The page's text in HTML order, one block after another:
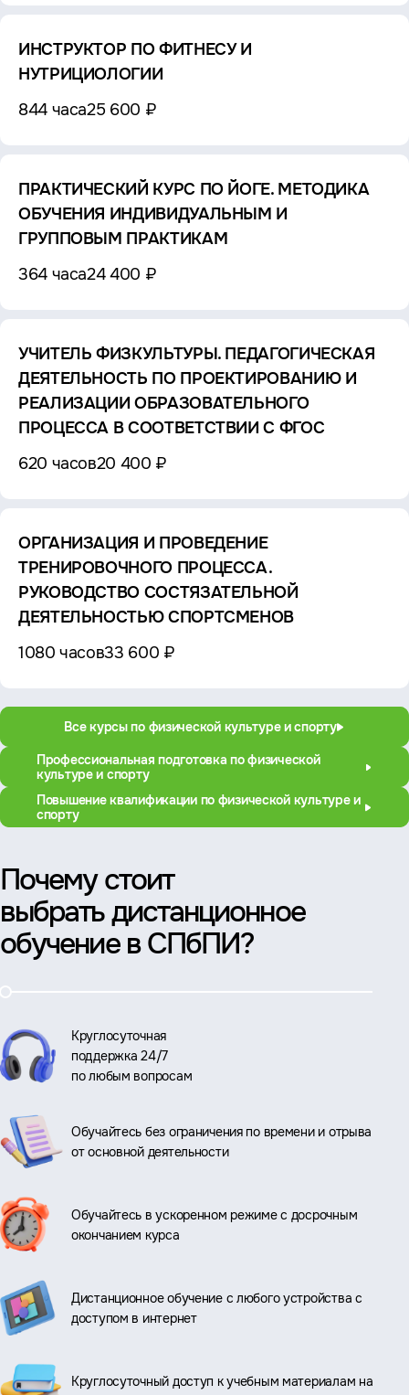
ИНСТРУКТОР ПО ФИТНЕСУ И
НУТРИЦИОЛОГИИ
844 часа25 600 ₽
ПРАКТИЧЕСКИЙ КУРС ПО ЙОГЕ. МЕТОДИКА
ОБУЧЕНИЯ ИНДИВИДУАЛЬНЫМ И
ГРУППОВЫМ ПРАКТИКАМ
364 часа24 400 ₽
УЧИТЕЛЬ ФИЗКУЛЬТУРЫ. ПЕДАГОГИЧЕСКАЯ
ДЕЯТЕЛЬНОСТЬ ПО ПРОЕКТИРОВАНИЮ И
РЕАЛИЗАЦИИ ОБРАЗОВАТЕЛЬНОГО
ПРОЦЕССА В СООТВЕТСТВИИ С ФГОС
620 часов20 400 ₽
ОРГАНИЗАЦИЯ И ПРОВЕДЕНИЕ
ТРЕНИРОВОЧНОГО ПРОЦЕССА.
РУКОВОДСТВО СОСТЯЗАТЕЛЬНОЙ
ДЕЯТЕЛЬНОСТЬЮ СПОРТСМЕНОВ
1080 часов33 600 ₽
Все курсы по физической культуре и спорту
Профессиональная подготовка по физической
культуре и спорту
Повышение квалификации по физической культуре и
спорту
Почему стоит
выбрать дистанционное
обучение в СПбПИ?
Круглосуточная
поддержка 24/7
по любым вопросам
Обучайтесь без ограничения по времени и отрыва
от основной деятельности
Обучайтесь в ускоренном режиме с досрочным
окончанием курса
Дистанционное обучение с любого устройства с
доступом в интернет
Круглосуточный доступ к учебным материалам на